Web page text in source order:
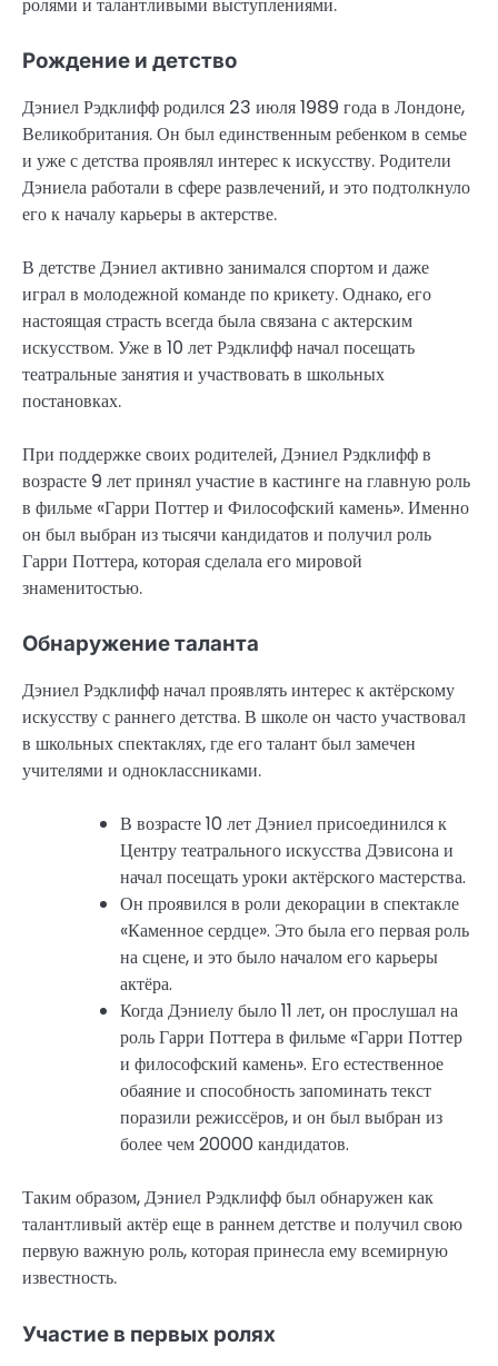
Рождение и детство
Дэниел Рэдклифф родился 23 июля 1989 года в Лондоне,
Великобритания. Он был единственным ребенком в семье
и уже с детства проявлял интерес к искусству. Родители
Дэниела работали в сфере развлечений, и это подтолкнуло
его к началу карьеры в актерстве.
В детстве Дэниел активно занимался спортом и даже
играл в молодежной команде по крикету. Однако, его
настоящая страсть всегда была связана с актерским
искусством. Уже в 10 лет Рэдклифф начал посещать
театральные занятия и участвовать в школьных
постановках.
При поддержке своих родителей, Дэниел Рэдклифф в
возрасте 9 лет принял участие в кастинге на главную роль
в фильме «Гарри Поттер и Философский камень». Именно
он был выбран из тысячи кандидатов и получил роль
Гарри Поттера, которая сделала его мировой
знаменитостью.
Обнаружение таланта
Дэниел Рэдклифф начал проявлять интерес к актёрскому
искусству с раннего детства. В школе он часто участвовал
в школьных спектаклях, где его талант был замечен
учителями и одноклассниками.
В возрасте 10 лет Дэниел присоединился к
Центру театрального искусства Дэвисона и
начал посещать уроки актёрского мастерства.
Он проявился в роли декорации в спектакле
«Каменное сердце». Это была его первая роль
на сцене, и это было началом его карьеры
актёра.
Когда Дэниелу было 11 лет, он прослушал на
роль Гарри Поттера в фильме «Гарри Поттер
и философский камень». Его естественное
обаяние и способность запоминать текст
поразили режиссёров, и он был выбран из
более чем 20000 кандидатов.
Таким образом, Дэниел Рэдклифф был обнаружен как
талантливый актёр еще в раннем детстве и получил свою
первую важную роль, которая принесла ему всемирную
известность.
Участие в первых ролях